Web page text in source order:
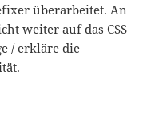
überarbeitet. An
weiter auf das CSS
/ erkläre die